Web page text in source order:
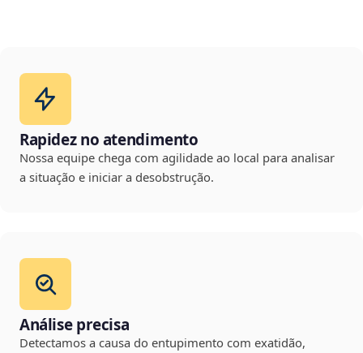
Rapidez no atendimento
Nossa equipe chega com agilidade ao local para analisar
a situação e iniciar a desobstrução.
Análise precisa
Detectamos a causa do entupimento com exatidão,